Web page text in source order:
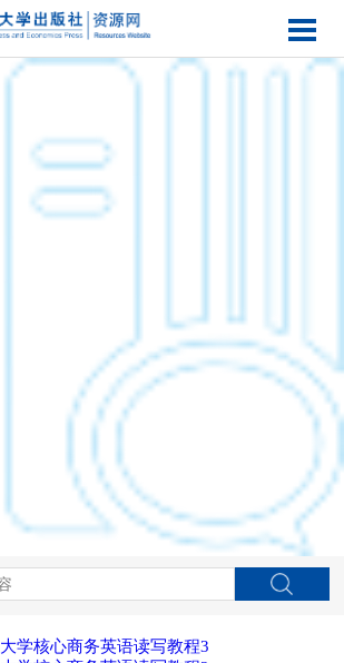
大学核心商务英语读写教程3